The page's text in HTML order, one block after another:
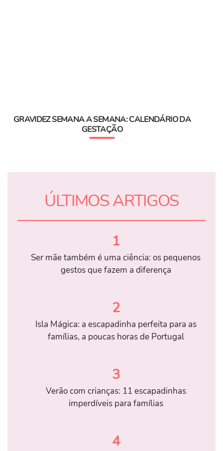
GRAVIDEZ SEMANA A SEMANA: CALENDÁRIO DA
GESTAÇÃO
ÚLTIMOS ARTIGOS
1
Ser mãe também é uma ciência: os pequenos
gestos que fazem a diferença
2
Isla Mágica: a escapadinha perfeita para as
famílias, a poucas horas de Portugal
3
Verão com crianças: 11 escapadinhas
imperdíveis para famílias
4